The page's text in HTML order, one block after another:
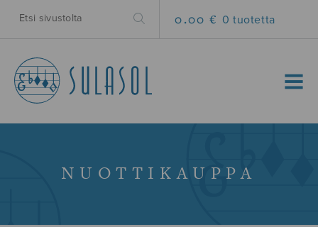
0.00 € 0 tuotetta
MENU
NUOTTIKAUPPA